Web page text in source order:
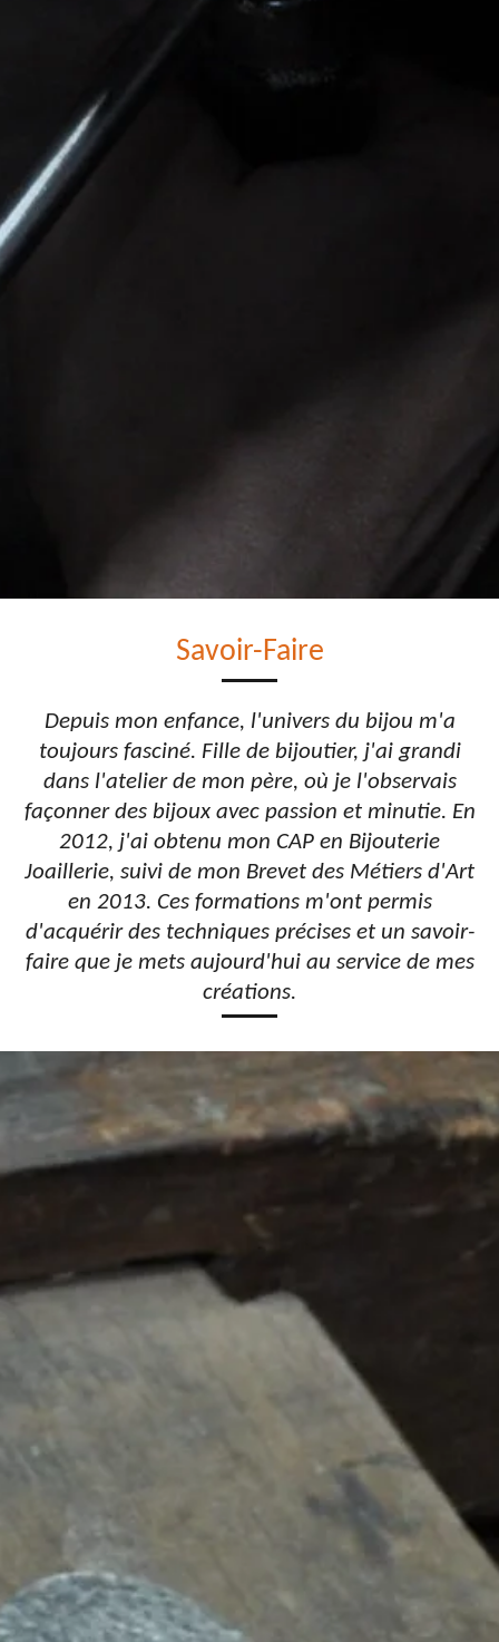
Savoir-Faire
Depuis mon enfance, l'univers du bijou m'a
toujours fasciné. Fille de bijoutier, j'ai grandi
dans l'atelier de mon père, où je l'observais
façonner des bijoux avec passion et minutie. En
2012, j'ai obtenu mon CAP en Bijouterie
Joaillerie, suivi de mon Brevet des Métiers d'Art
en 2013. Ces formations m'ont permis
d'acquérir des techniques précises et un savoir-
faire que je mets aujourd'hui au service de mes
créations.